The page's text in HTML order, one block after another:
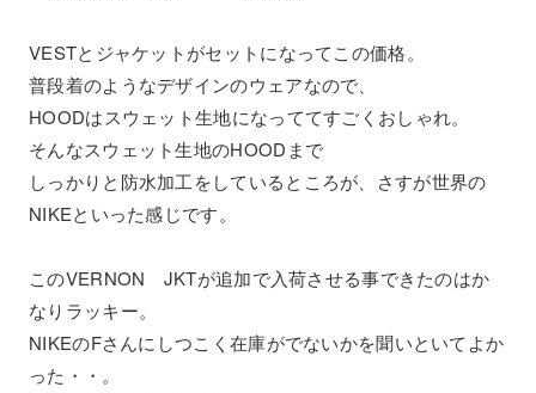
VESTとジャケットがセットになってこの価格。
普段着のようなデザインのウェアなので、
HOODはスウェット生地になっててすごくおしゃれ。
そんなスウェット生地のHOODまで
しっかりと防水加工をしているところが、さすが世界の
NIKEといった感じです。
このVERNON JKTが追加で入荷させる事できたのはか
なりラッキー。
NIKEのFさんにしつこく在庫がでないかを聞いといてよか
った・・。